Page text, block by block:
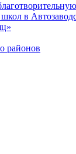
в
районов